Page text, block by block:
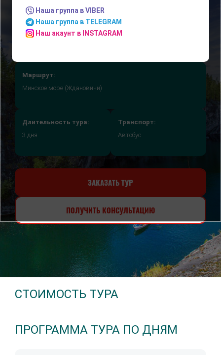
Маршрут:
Минское море (Ждановичи)
Длительность тура:
3 дня
Транспорт:
Автобус
ЗАКАЗАТЬ ТУР
ПОЛУЧИТЬ КОНСУЛЬТАЦИЮ
СТОИМОСТЬ ТУРА
ПРОГРАММА ТУРА ПО ДНЯМ
Наша группа в VIBER
Наша группа в TELEGRAM
Наш акаунт в INSTAGRAM